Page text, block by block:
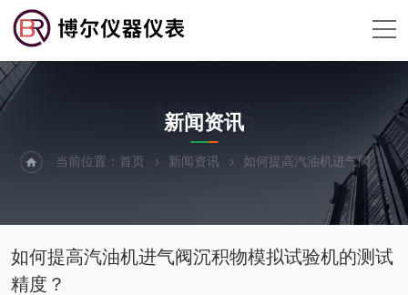
NEWS
新闻资讯
当前位置：首页 新闻资讯 如何提高汽油机进气阀沉积物模拟试验机的测试精度？
如何提高汽油机进气阀沉积物模拟试验机的测试
精度？